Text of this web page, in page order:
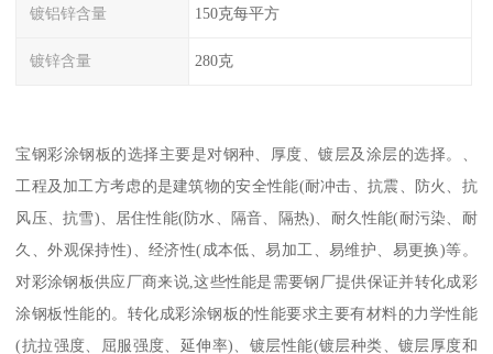
镀铝锌含量 150克每平方
镀锌含量 280克
宝钢彩涂钢板的选择主要是对钢种、厚度、镀层及涂层的选择。、
工程及加工方考虑的是建筑物的安全性能(耐冲击、抗震、防火、抗
风压、抗雪)、居住性能(防水、隔音、隔热)、耐久性能(耐污染、耐
久、外观保持性)、经济性(成本低、易加工、易维护、易更换)等。
对彩涂钢板供应厂商来说,这些性能是需要钢厂提供保证并转化成彩
涂钢板性能的。转化成彩涂钢板的性能要求主要有材料的力学性能
(抗拉强度、屈服强度、延伸率)、镀层性能(镀层种类、镀层厚度和